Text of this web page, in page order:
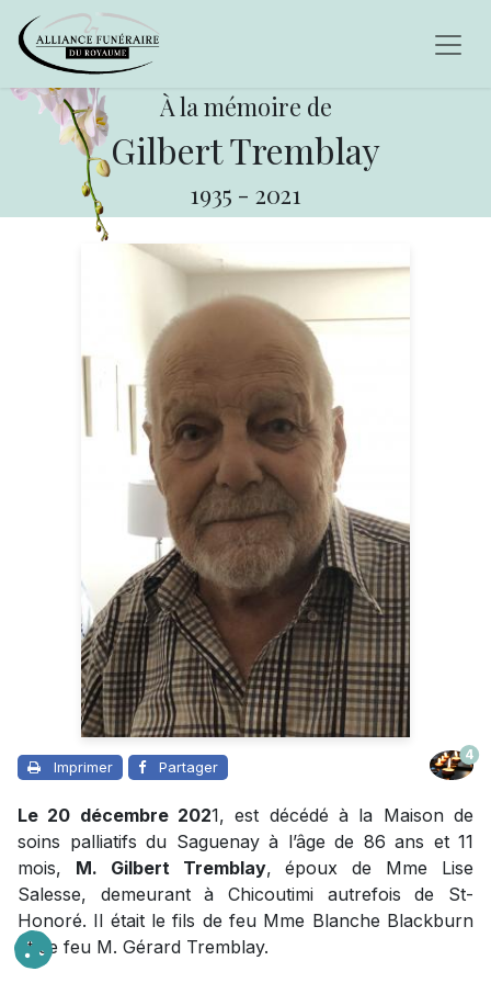
À la mémoire de
Gilbert Tremblay
1935 - 2021
Imprimer Partager
4
Le 20 décembre 2021, est décédé à la Maison de
soins palliatifs du Saguenay à l’âge de 86 ans et 11
mois, M. Gilbert Tremblay, époux de Mme Lise
Salesse, demeurant à Chicoutimi autrefois de St-
Honoré. Il était le fils de feu Mme Blanche Blackburn
et de feu M. Gérard Tremblay.